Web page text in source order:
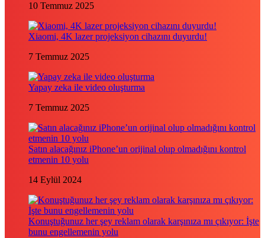
10 Temmuz 2025
Xiaomi, 4K lazer projeksiyon cihazını duyurdu!
7 Temmuz 2025
Yapay zeka ile video oluşturma
7 Temmuz 2025
Satın alacağınız iPhone’un orijinal olup olmadığını kontrol
etmenin 10 yolu
14 Eylül 2024
Konuştuğunuz her şey reklam olarak karşınıza mı çıkıyor: İşte
bunu engellemenin yolu